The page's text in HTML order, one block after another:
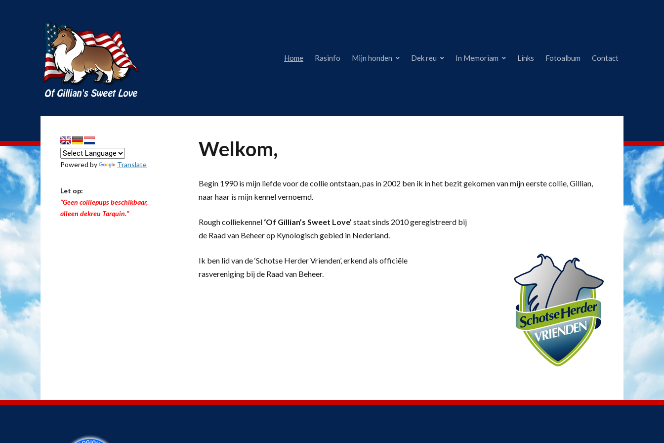
Home Rasinfo Mijn honden Dek reu In Memoriam Links Fotoalbum Contact
Welkom,
Begin 1990 is mijn liefde voor de collie ontstaan, pas in 2002 ben ik in het bezit gekomen van mijn eerste collie, Gillian,
naar haar is mijn kennel vernoemd.
Rough colliekennel ‘Of Gillian’s Sweet Love’ staat sinds 2010 geregistreerd bij
de Raad van Beheer op Kynologisch gebied in Nederland.
Ik ben lid van de ‘Schotse Herder Vrienden’, erkend als officiële
rasvereniging bij de Raad van Beheer.
Powered by Translate
Let op:
“Geen colliepups beschikbaar,
alleen dekreu Tarquin.”